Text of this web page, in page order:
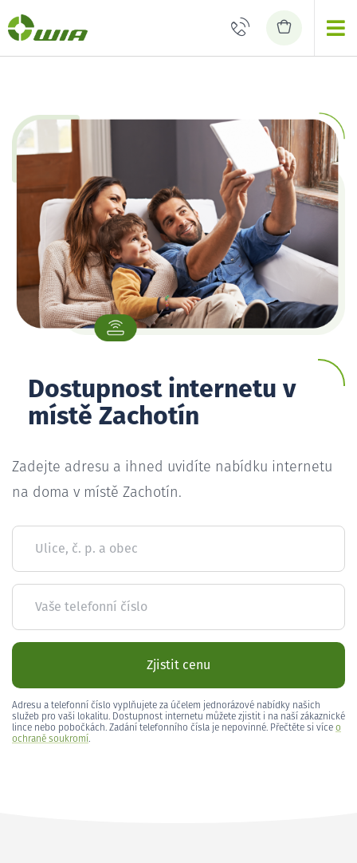
Dostupnost internetu v
místě Zachotín
Zadejte adresu a ihned uvidíte nabídku internetu
na doma v místě Zachotín.
Ulice, č. p. a obec
Vaše telefonní číslo
Zjistit cenu
Adresu a telefonní číslo vyplňujete za účelem jednorázové nabídky našich
služeb pro vaši lokalitu. Dostupnost internetu můžete zjistit i na naší zákaznické
lince nebo pobočkách. Zadání telefonního čísla je nepovinné. Přečtěte si více o
ochraně soukromí.